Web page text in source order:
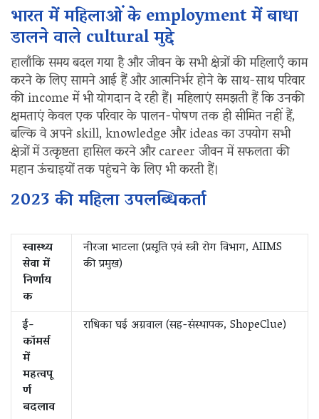
भारत में महिलाओं के employment में बाधा
डालने वाले cultural मुद्दे
हालाँकि समय बदल गया है और जीवन के सभी क्षेत्रों की महिलाएँ काम
करने के लिए सामने आई हैं और आत्मनिर्भर होने के साथ-साथ परिवार
की income में भी योगदान दे रही हैं। महिलाएं समझती हैं कि उनकी
क्षमताएं केवल एक परिवार के पालन-पोषण तक ही सीमित नहीं हैं,
बल्कि वे अपने skill, knowledge और ideas का उपयोग सभी
क्षेत्रों में उत्कृष्टता हासिल करने और career जीवन में सफलता की
महान ऊंचाइयों तक पहुंचने के लिए भी करती हैं।
2023 की महिला उपलब्धिकर्ता
स्वास्थ्य
सेवा में
निर्णाय
क
नीरजा भाटला (प्रसूति एवं स्त्री रोग विभाग, AIIMS
की प्रमुख)
ई-
कॉमर्स
में
महत्वपू
र्ण
बदलाव
राधिका घई अग्रवाल (सह-संस्थापक, ShopeClue)